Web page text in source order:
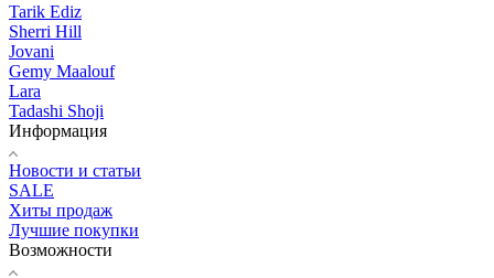
Tarik Ediz
Sherri Hill
Jovani
Gemy Maalouf
Lara
Tadashi Shoji
Информация
Новости и статьи
SALE
Хиты продаж
Лучшие покупки
Возможности